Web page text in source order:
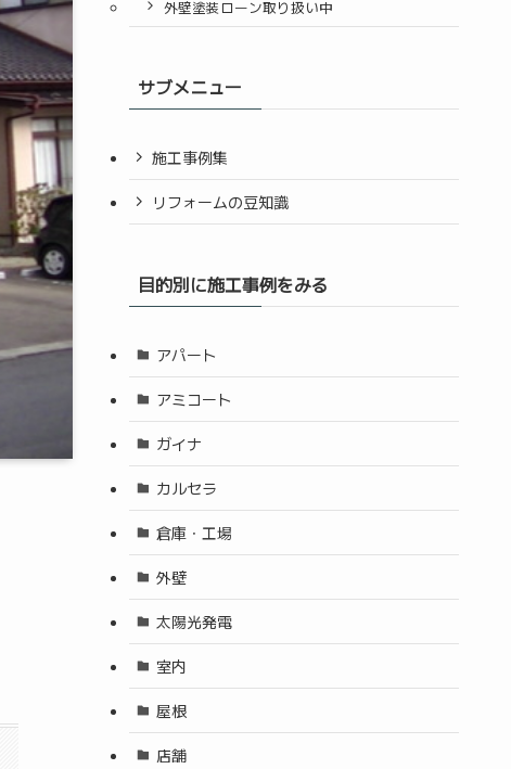
外壁塗装ローン取り扱い中
サブメニュー
施工事例集
リフォームの豆知識
目的別に施工事例をみる
アパート
アミコート
ガイナ
カルセラ
倉庫・工場
外壁
太陽光発電
室内
屋根
店舗